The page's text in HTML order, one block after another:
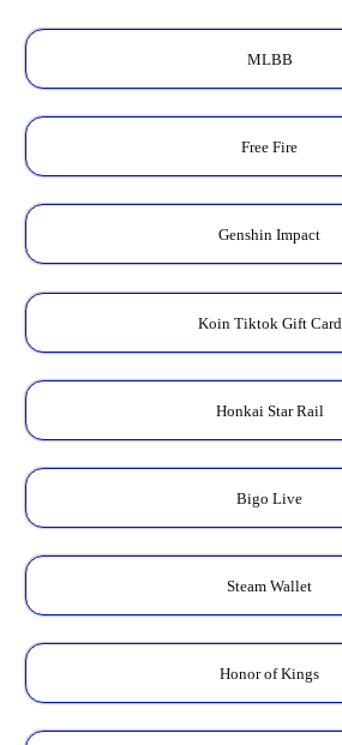
MLBB
Free Fire
Genshin Impact
Koin Tiktok Gift Card
Honkai Star Rail
Bigo Live
Steam Wallet
Honor of Kings